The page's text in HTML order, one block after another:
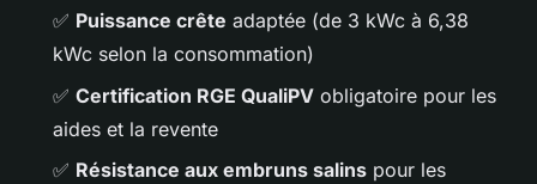
✅ Puissance crête adaptée (de 3 kWc à 6,38
kWc selon la consommation)
✅ Certification RGE QualiPV obligatoire pour les
aides et la revente
✅ Résistance aux embruns salins pour les